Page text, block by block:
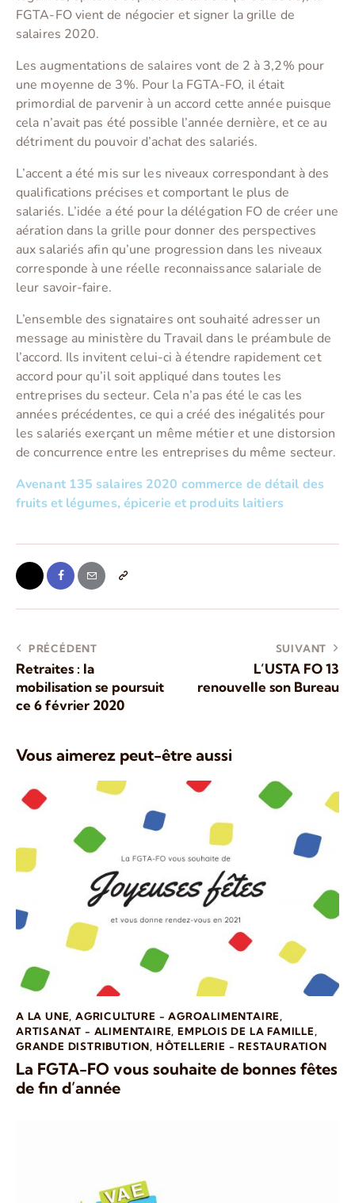
FGTA-FO vient de négocier et signer la grille de
salaires 2020.
Les augmentations de salaires vont de 2 à 3,2% pour
une moyenne de 3%. Pour la FGTA-FO, il était
primordial de parvenir à un accord cette année puisque
cela n’avait pas été possible l’année dernière, et ce au
détriment du pouvoir d’achat des salariés.
L’accent a été mis sur les niveaux correspondant à des
qualifications précises et comportant le plus de
salariés. L’idée a été pour la délégation FO de créer une
aération dans la grille pour donner des perspectives
aux salariés afin qu’une progression dans les niveaux
corresponde à une réelle reconnaissance salariale de
leur savoir-faire.
L’ensemble des signataires ont souhaité adresser un
message au ministère du Travail dans le préambule de
l’accord. Ils invitent celui-ci à étendre rapidement cet
accord pour qu’il soit appliqué dans toutes les
entreprises du secteur. Cela n’a pas été le cas les
années précédentes, ce qui a créé des inégalités pour
les salariés exerçant un même métier et une distorsion
de concurrence entre les entreprises du même secteur.
Avenant 135 salaires 2020 commerce de détail des
fruits et légumes, épicerie et produits laitiers
PRÉCÉDENT
Retraites : la
mobilisation se poursuit
ce 6 février 2020
SUIVANT
L’USTA FO 13
renouvelle son Bureau
Vous aimerez peut-être aussi
A LA UNE,AGRICULTURE - AGROALIMENTAIRE,
ARTISANAT - ALIMENTAIRE,EMPLOIS DE LA FAMILLE,
GRANDE DISTRIBUTION, HÔTELLERIE - RESTAURATION
La FGTA-FO vous souhaite de bonnes fêtes
de fin d’année